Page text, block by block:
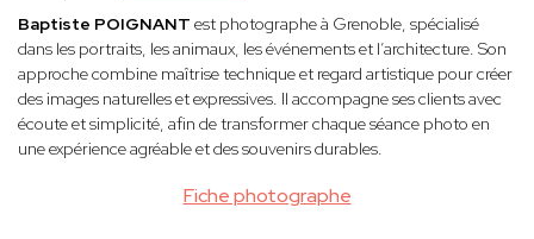
Fiche photographe
Baptiste POIGNANT est photographe à Grenoble, spécialisé
dans les portraits, les animaux, les événements et l’architecture. Son
approche combine maîtrise technique et regard artistique pour créer
des images naturelles et expressives. Il accompagne ses clients avec
écoute et simplicité, afin de transformer chaque séance photo en
une expérience agréable et des souvenirs durables.